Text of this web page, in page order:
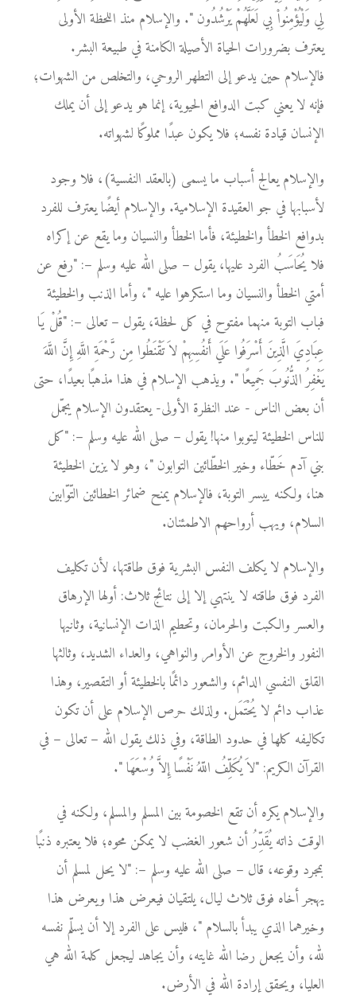
لِي وَلْيُؤْمِنُواْ بِي لَعَلَّهُمْ يَرْشُدُون ". والإسلام منذ اللحظة الأولى
يعترف بضرورات الحياة الأصيلة الكامنة في طبيعة البشر.
فالإسلام حين يدعو إلى التطهر الروحي، والتخلص من الشهوات؛
فإنه لا يعني كبت الدوافع الحيوية، إنما هو يدعو إلى أن يملك
الإنسان قيادة نفسه؛ فلا يكون عبدًا مملوكًا لشهواته.
والإسلام يعالج أسباب ما يسمى (بالعقد النفسية)، فلا وجود
لأسبابها في جو العقيدة الإسلامية. والإسلام أيضًا يعترف للفرد
بدوافع الخطأ والخطيئة، فأما الخطأ والنسيان وما يقع عن إكراه
فلا يُحَاسَبُ الفرد عليها، يقول – صلى الله عليه وسلم –: "رفع عن
أمتي الخطأ والنسيان وما استكرهوا عليه "، وأما الذنب والخطيئة
فباب التوبة منهما مفتوح في كل لحظة، يقول – تعالى –: "قُلْ يَا
عِبَادِيَ الَّذِينَ أَسْرَفُوا عَلَي أَنفُسِهِمْ لاَ تَقْنَطُوا مِن رَّحْمَةِ اللَّهِ إِنَّ اللَّهَ
يَغْفِرُ الذُّنُوبَ جَمِيعًا ". ويذهب الإسلام في هذا مذهبًا بعيدًا، حتى
أن بعض الناس - عند النظرة الأولى- يعتقدون الإسلام يجمّل
للناس الخطيئة ليتوبوا منها! يقول – صلى الله عليه وسلم –: "كل
بني آدم خَطّاء وخير الخطّائين التوابون "، وهو لا يزين الخطيئة
هنا، ولكنه ييسر التوبة، فالإسلام يمنح ضمائر الخطائين التّوّابين
السلام، ويهب أرواحهم الاطمئنان.
والإسلام لا يكلف النفس البشرية فوق طاقتها، لأن تكليف
الفرد فوق طاقته لا ينتهي إلا إلى نتائج ثلاث: أولها الإرهاق
والعسر والكبت والحرمان، وتحطيم الذات الإنسانية، وثانيها
النفور والخروج عن الأوامر والنواهي، والعداء الشديد، وثالثها
القلق النفسي الدائم، والشعور دائمًا بالخطيئة أو التقصير، وهذا
عذاب دائم لا يُحْتَمَل. ولذلك حرص الإسلام على أن تكون
تكاليفه كلها في حدود الطاقة، وفي ذلك يقول الله – تعالى – في
القرآن الكريم: "لاَ يُكَلِّفُ اللّهُ نَفْسًا إِلاَّ وُسْعَهَا ".
والإسلام يكره أن تقع الخصومة بين المسلم والمسلم، ولكنه في
الوقت ذاته يُقَدِّرُ أن شعور الغضب لا يمكن محوه؛ فلا يعتبره ذنبًا
بمجرد وقوعه، قال – صلى الله عليه وسلم –: "لا يحل لمسلم أن
يهجر أخاه فوق ثلاث ليال، يلتقيان فيعرض هذا ويعرض هذا
وخيرهما الذي يبدأ بالسلام "، فليس على الفرد إلا أن يسلّم نفسه
لله، وأن يجعل رضا الله غايته، وأن يجاهد ليجعل كلمة الله هي
العليا، ويحقق إرادة الله في الأرض.